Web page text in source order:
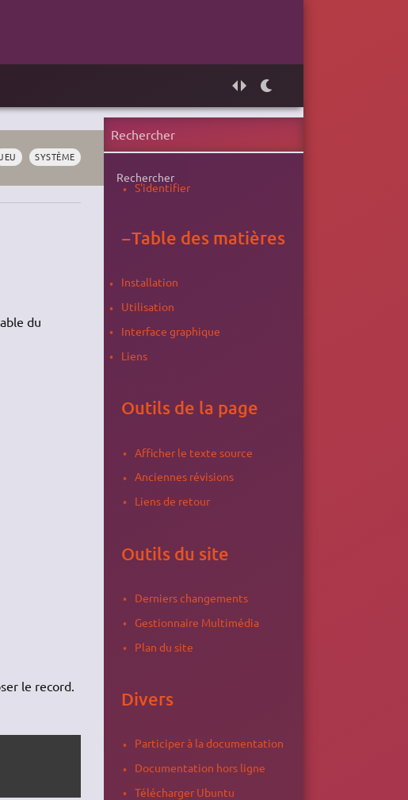
JEU SYSTÈME
du
le record.
Rechercher
S'identifier
−Table des matières
Installation
Utilisation
Interface graphique
Liens
Outils de la page
Afficher le texte source
Anciennes révisions
Liens de retour
Outils du site
Derniers changements
Gestionnaire Multimédia
Plan du site
Divers
Participer à la documentation
Documentation hors ligne
Télécharger Ubuntu